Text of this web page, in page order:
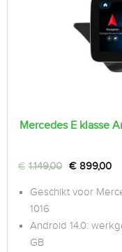
Mercedes E klasse
€ 1.149,00 € 899,00
Geschikt voor
1016
Android 14.0:
GB